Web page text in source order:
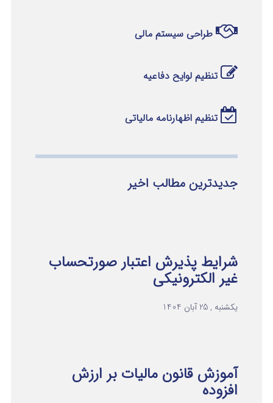
طراحی سیستم مالی
تنظیم لوایح دفاعیه
تنظیم اظهارنامه مالیاتی
جدیدترین مطالب اخیر
شرایط پذیرش اعتبار صورتحساب
غیر الکترونیکی
یکشنبه , 25 آبان 1404
آموزش قانون مالیات بر ارزش
افزوده